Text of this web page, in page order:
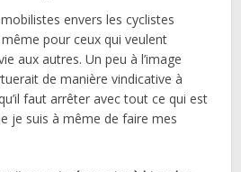
envers les cyclistes
même pour ceux qui veulent
aux autres. Un peu à l’image
de manière vindicative à
faut arrêter avec tout ce qui est
je suis à même de faire mes